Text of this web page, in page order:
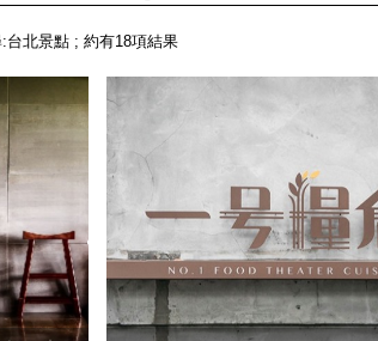
台北景點 ; 約有18項結果